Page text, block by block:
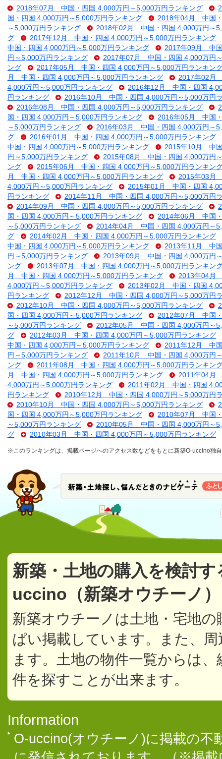
2018年07月 中国・四国 4,000万円～5,000万円ランキング
国・四国 4,000万円～5,000万円ランキング
2018年04月 中国
～5,000万円ランキング
2018年02月 中国・四国 4,000万円～
グ
2017年12月 中国・四国 4,000万円～5,000万円ランキング
中国・四国 4,000万円～5,000万円ランキング
2017年09月 中国
円～5,000万円ランキング
2017年07月 中国・四国 4,000万円
ング
2017年05月 中国・四国 4,000万円～5,000万円ランキン
月 中国・四国 4,000万円～5,000万円ランキング
2017年02月
4,000万円～5,000万円ランキング
2016年12月 中国・四国
円ランキング
2016年10月 中国・四国 4,000万円～5,000万円
2016年08月 中国・四国 4,000万円～5,000万円ランキング
国・四国 4,000万円～5,000万円ランキング
2016年05月 中国
～5,000万円ランキング
2016年03月 中国・四国 4,000万円～
グ
2016年01月 中国・四国 4,000万円～5,000万円ランキング
中国・四国 4,000万円～5,000万円ランキング
2015年10月 中国
円～5,000万円ランキング
2015年08月 中国・四国 4,000万円
ング
2015年06月 中国・四国 4,000万円～5,000万円ランキン
月 中国・四国 4,000万円～5,000万円ランキング
2015年03月
4,000万円～5,000万円ランキング
2015年01月 中国・四国
円ランキング
2014年11月 中国・四国 4,000万円～5,000万円
2014年09月 中国・四国 4,000万円～5,000万円ランキング
国・四国 4,000万円～5,000万円ランキング
2014年06月 中国
～5,000万円ランキング
2014年04月 中国・四国 4,000万円～
グ
2014年02月 中国・四国 4,000万円～5,000万円ランキング
中国・四国 4,000万円～5,000万円ランキング
2013年11月 中国
円～5,000万円ランキング
2013年09月 中国・四国 4,000万円
ング
2013年07月 中国・四国 4,000万円～5,000万円ランキン
月 中国・四国 4,000万円～5,000万円ランキング
2013年04月
4,000万円～5,000万円ランキング
2013年02月 中国・四国
円ランキング
2012年12月 中国・四国 4,000万円～5,000万円
2012年10月 中国・四国 4,000万円～5,000万円ランキング
国・四国 4,000万円～5,000万円ランキング
2012年07月 中国
～5,000万円ランキング
2012年05月 中国・四国 4,000万円～
グ
2012年03月 中国・四国 4,000万円～5,000万円ランキング
中国・四国 4,000万円～5,000万円ランキング
2011年12月 中国
円～5,000万円ランキング
2011年10月 中国・四国 4,000万円
ング
2011年08月 中国・四国 4,000万円～5,000万円ランキン
月 中国・四国 4,000万円～5,000万円ランキング
2011年04月
4,000万円～5,000万円ランキング
2011年02月 中国・四国
円ランキング
2010年12月 中国・四国 4,000万円～5,000万円
2010年10月 中国・四国 4,000万円～5,000万円ランキング
国・四国 4,000万円～5,000万円ランキング
2010年07月 中国
～5,000万円ランキング
2010年05月 中国・四国 4,000万円～
グ
2010年03月 中国・四国 4,000万円～5,000万円ランキング
※このランキングは、掲載ページへのアクセス数などをもとに新築O-uccino独
新築・土地の購入を検討
uccino（新築オウチーノ
新築オウチーノは土地・宅地
ぱい掲載しています。また、
ます。土地の物件一覧からは
件を探すことが出来ます。
Information
O-uccino(オウチーノ)に掲載の不